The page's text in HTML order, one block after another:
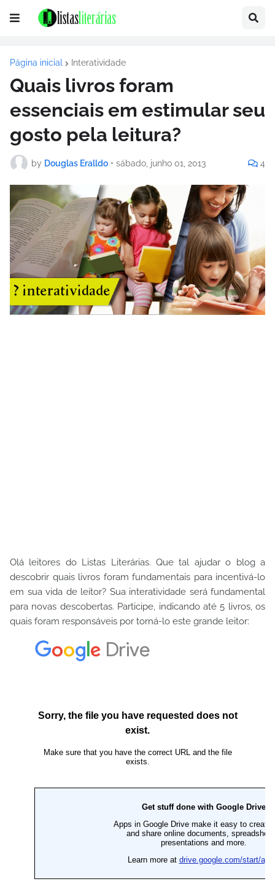
Página inicial Interatividade
Quais livros foram
essenciais em estimular seu
gosto pela leitura?
by Douglas Eralldo • sábado, junho 01, 2013 4
Olá leitores do Listas Literárias. Que tal ajudar o blog a
descobrir quais livros foram fundamentais para incentivá-lo
em sua vida de leitor? Sua interatividade será fundamental
para novas descobertas. Participe, indicando até 5 livros, os
quais foram responsáveis por torná-lo este grande leitor: